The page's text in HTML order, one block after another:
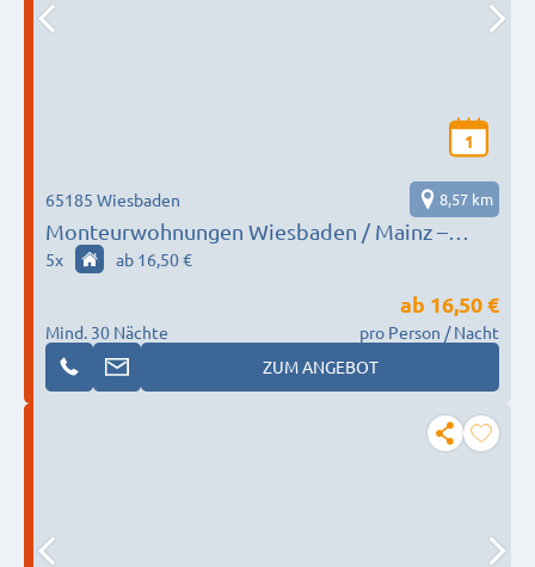
1
Monteurwohnungen Wiesbaden / Mainz –
Küche, WLAN, Parkplatz, Reinigung inklusive
65185 Wiesbaden 8,57 km
5x ab 16,50 €
Mind. 30 Nächte
ab 16,50 €
pro Person / Nacht
ZUM ANGEBOT